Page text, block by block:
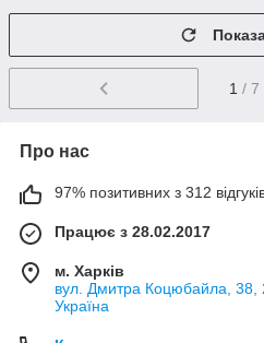
1 / 7
Про нас
97% позитивних з 312
Працює з 28.02.2017
м. Харків
вул. Дмитра Коцюбайла, 38,
Україна